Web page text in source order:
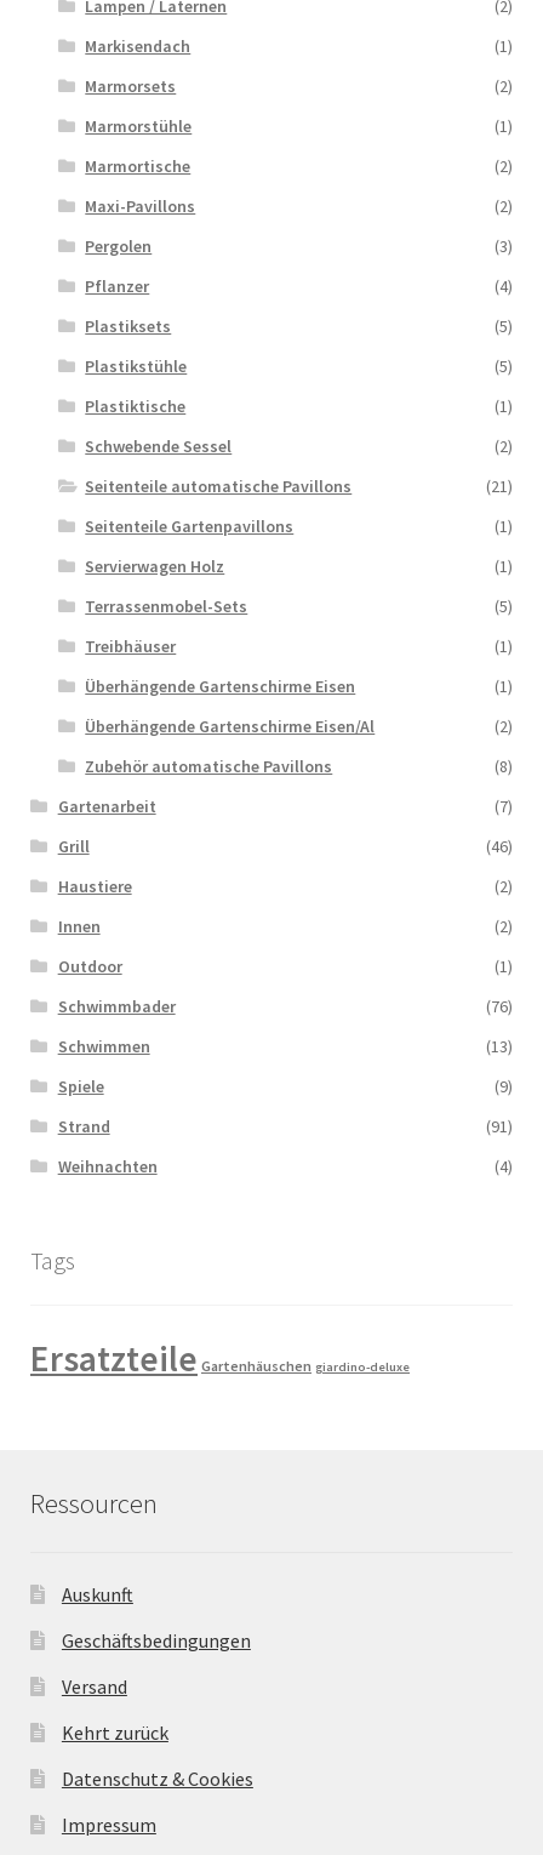
Lampen / Laternen
(2)
Markisendach
(1)
Marmorsets
(2)
Marmorstühle
(1)
Marmortische
(2)
Maxi-Pavillons
(2)
Pergolen
(3)
Pflanzer
(4)
Plastiksets
(5)
Plastikstühle
(5)
Plastiktische
(1)
Schwebende Sessel
(2)
Seitenteile automatische Pavillons
(21)
Seitenteile Gartenpavillons
(1)
Servierwagen Holz
(1)
Terrassenmobel-Sets
(5)
Treibhäuser
(1)
Überhängende Gartenschirme Eisen
(1)
Überhängende Gartenschirme Eisen/Al
(2)
Zubehör automatische Pavillons
(8)
Gartenarbeit
(7)
Grill
(46)
Haustiere
(2)
Innen
(2)
Outdoor
(1)
Schwimmbader
(76)
Schwimmen
(13)
Spiele
(9)
Strand
(91)
Weihnachten
(4)
Tags
Ersatzteile Gartenhäuschen giardino-deluxe
Ressourcen
Auskunft
Geschäftsbedingungen
Versand
Kehrt zurück
Datenschutz & Cookies
Impressum